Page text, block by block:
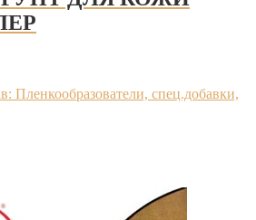
Пленкообразователи, спец.добавки,